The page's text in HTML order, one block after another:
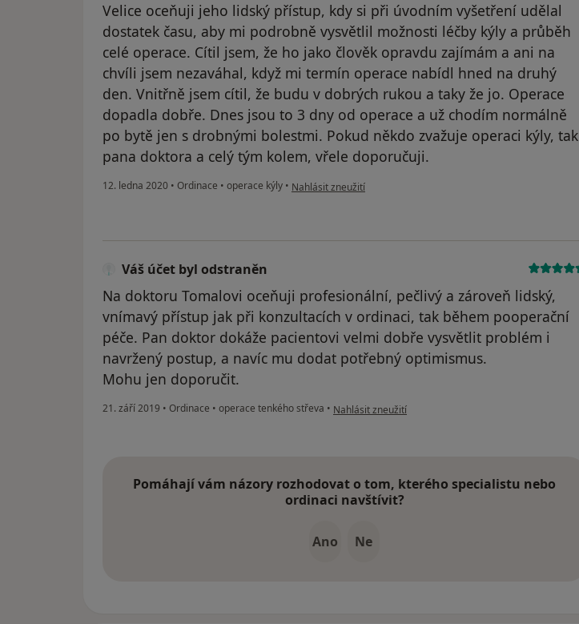
Velice oceňuji jeho lidský přístup, kdy si při úvodním vyšetření udělal
dostatek času, aby mi podrobně vysvětlil možnosti léčby kýly a průběh
celé operace. Cítil jsem, že ho jako člověk opravdu zajímám a ani na
chvíli jsem nezaváhal, když mi termín operace nabídl hned na druhý
den. Vnitřně jsem cítil, že budu v dobrých rukou a taky že jo. Operace
dopadla dobře. Dnes jsou to 3 dny od operace a už chodím normálně
po bytě jen s drobnými bolestmi. Pokud někdo zvažuje operaci kýly, tak
pana doktora a celý tým kolem, vřele doporučuji.
12. ledna 2020 • Ordinace • operace kýly • podle názoru uživatele Váš účet byl odstraněn
Nahlásit zneužití
Váš účet byl odstraněn
Na doktoru Tomalovi oceňuji profesionální, pečlivý a zároveň lidský,
vnímavý přístup jak při konzultacích v ordinaci, tak během pooperační
péče. Pan doktor dokáže pacientovi velmi dobře vysvětlit problém i
navržený postup, a navíc mu dodat potřebný optimismus.
Mohu jen doporučit.
21. září 2019 • Ordinace • operace tenkého střeva • podle názoru uživatele Váš účet byl odstraněn
Nahlásit zneužití
Pomáhají vám názory rozhodovat o tom, kterého specialistu nebo
ordinaci navštívit?
Ano Ne